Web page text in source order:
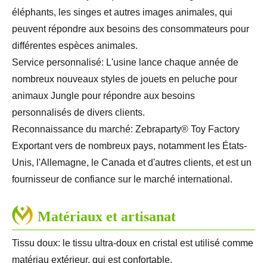
éléphants, les singes et autres images animales, qui
peuvent répondre aux besoins des consommateurs pour
différentes espèces animales.
Service personnalisé: L'usine lance chaque année de
nombreux nouveaux styles de jouets en peluche pour
animaux Jungle pour répondre aux besoins
personnalisés de divers clients.
Reconnaissance du marché: Zebraparty® Toy Factory
Exportant vers de nombreux pays, notamment les États-
Unis, l'Allemagne, le Canada et d'autres clients, et est un
fournisseur de confiance sur le marché international.
Matériaux et artisanat
Tissu doux: le tissu ultra-doux en cristal est utilisé comme
matériau extérieur, qui est confortable.